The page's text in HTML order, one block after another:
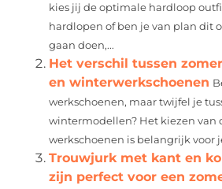
kies jij de optimale hardloop
hardlopen of ben je van plan dit
gaan doen,...
Het verschil tussen
en winterwerkschoenen
werkschoenen, maar twijfel je
wintermodellen? Het kiezen van
werkschoenen is belangrijk voor
Trouwjurk met kant en
zijn perfect voor een